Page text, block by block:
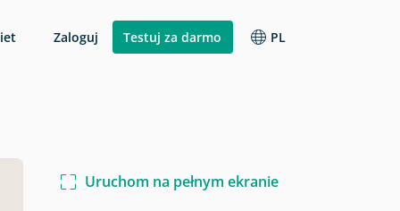
Ankieta hotelowa
PL
Polski
Zaloguj Testuj za darmo
Uruchom na pełnym ekranie